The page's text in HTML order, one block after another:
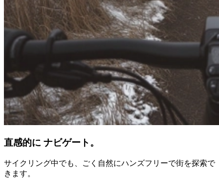
直感的に ナビゲート。
サイクリング中でも、ごく自然にハンズフリーで街を探索で
きます。